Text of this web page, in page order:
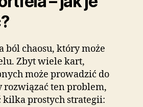
ból chaosu, który może
Zbyt wiele kart,
może prowadzić do
rozwiązać ten problem,
kilka prostych strategii: